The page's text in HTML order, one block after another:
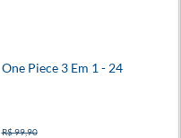
One Piece 3 Em 1 - 24
R$ 99,90